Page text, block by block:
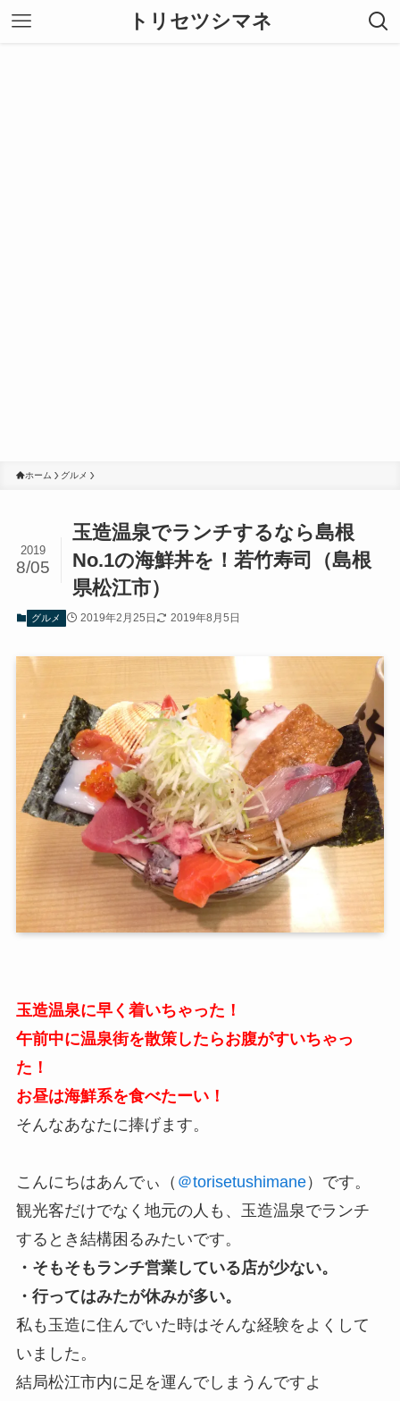
トリセツシマネ
ホーム グルメ
玉造温泉でランチするなら島根
No.1の海鮮丼を！若竹寿司（島根
県松江市）
2019
8/05
グルメ 2019年2月25日 2019年8月5日
玉造温泉に早く着いちゃった！
午前中に温泉街を散策したらお腹がすいちゃっ
た！
お昼は海鮮系を食べたーい！
そんなあなたに捧げます。
こんにちはあんでぃ（ ＠torisetushimane）です。
観光客だけでなく地元の人も、玉造温泉でランチ
するとき結構困るみたいです。
・そもそもランチ営業している店が少ない。
・行ってはみたが休みが多い。
私も玉造に住んでいた時はそんな経験をよくして
いました。
結局松江市内に足を運んでしまうんですよ